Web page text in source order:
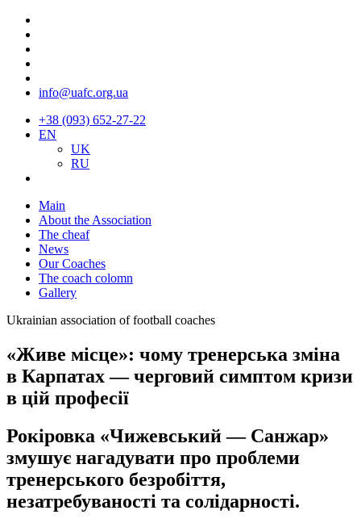
info@uafc.org.ua
+38 (093) 652-27-22
EN
UK
RU
Main
About the Association
The cheaf
News
Our Coaches
The coach colomn
Gallery
Ukrainian association of football coaches
«Живе місце»: чому тренерська зміна
в Карпатах — черговий симптом кризи
в цій професії
Рокіровка «Чижевський — Санжар»
змушує нагадувати про проблеми
тренерського безробіття,
незатребуваності та солідарності.